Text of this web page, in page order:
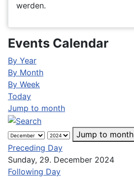
werden.
Events Calendar
By Year
By Month
By Week
Today
Jump to month
Jump to month
Preceding Day
Sunday, 29. December 2024
Following Day